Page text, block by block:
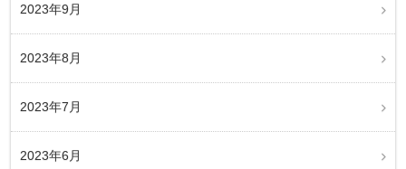
2023年9月
2023年8月
2023年7月
2023年6月